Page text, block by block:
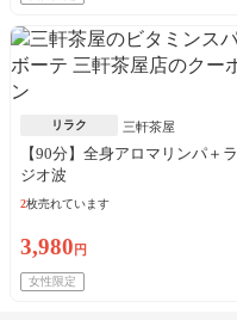
リラク 三軒茶屋
【90分】全身アロマリンパ＋ラ
ジオ波
2枚売れています
3,980 円
女性限定